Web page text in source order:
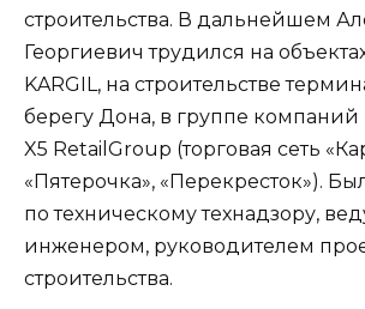
строительства. В дальнейшем
Георгиевич трудился на
KARGIL, на строительстве
берегу Дона, в группе компаний
X5 RetailGroup (торговая сеть
«Пятерочка», «Перекресток»).
по техническому технадзору,
инженером, руководителем
строительства.